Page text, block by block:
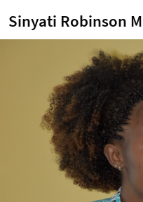
Sinyati Robinson